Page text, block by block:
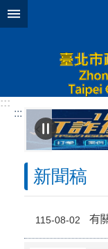
跳到主要內容區塊
:::
:::
新聞稿
115-08-02 有關社